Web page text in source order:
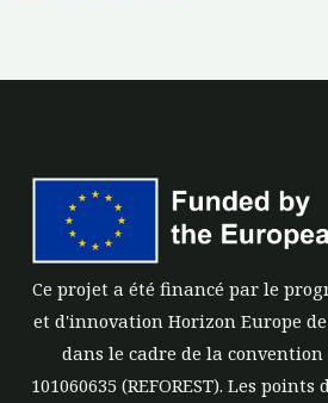
Ce projet a été financé par le
et d'innovation Horizon Europe
dans le cadre de la
101060635 (REFOREST). Les